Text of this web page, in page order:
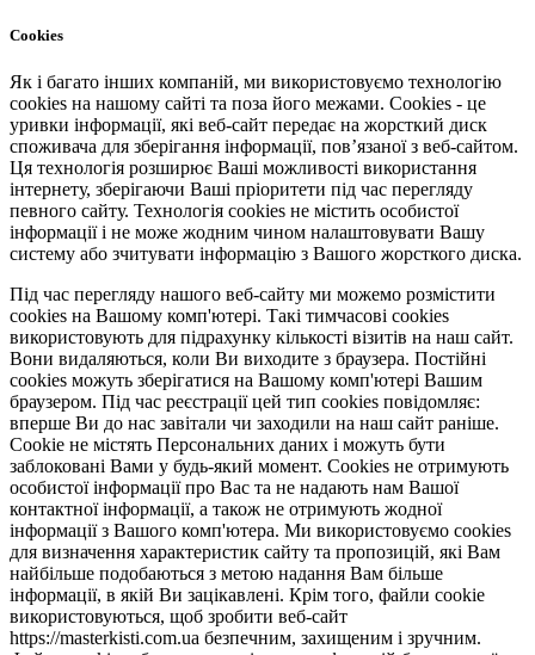
Cookies
Як і багато інших компаній, ми використовуємо технологію
cookies на нашому сайті та поза його межами. Cookies - це
уривки інформації, які веб-сайт передає на жорсткий диск
споживача для зберігання інформації, пов’язаної з веб-сайтом.
Ця технологія розширює Ваші можливості використання
інтернету, зберігаючи Ваші пріоритети під час перегляду
певного сайту. Технологія cookies не містить особистої
інформації і не може жодним чином налаштовувати Вашу
систему або зчитувати інформацію з Вашого жорсткого диска.
Під час перегляду нашого веб-сайту ми можемо розмістити
cookies на Вашому комп'ютері. Такі тимчасові cookies
використовують для підрахунку кількості візитів на наш сайт.
Вони видаляються, коли Ви виходите з браузера. Постійні
cookies можуть зберігатися на Вашому комп'ютері Вашим
браузером. Під час реєстрації цей тип cookies повідомляє:
вперше Ви до нас завітали чи заходили на наш сайт раніше.
Cookie не містять Персональних даних і можуть бути
заблоковані Вами у будь-який момент. Сookies не отримують
особистої інформації про Вас та не надають нам Вашої
контактної інформації, а також не отримують жодної
інформації з Вашого комп'ютера. Ми використовуємо cookies
для визначення характеристик сайту та пропозицій, які Вам
найбільше подобаються з метою надання Вам більше
інформації, в якій Ви зацікавлені. Крім того, файли cookie
використовуються, щоб зробити веб-сайт
https://masterkisti.com.ua безпечним, захищеним і зручним.